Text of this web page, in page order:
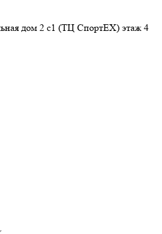
дом 2 с1 (ТЦ СпортEX) этаж 4